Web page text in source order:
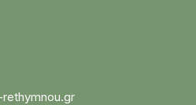
rethymnou.gr